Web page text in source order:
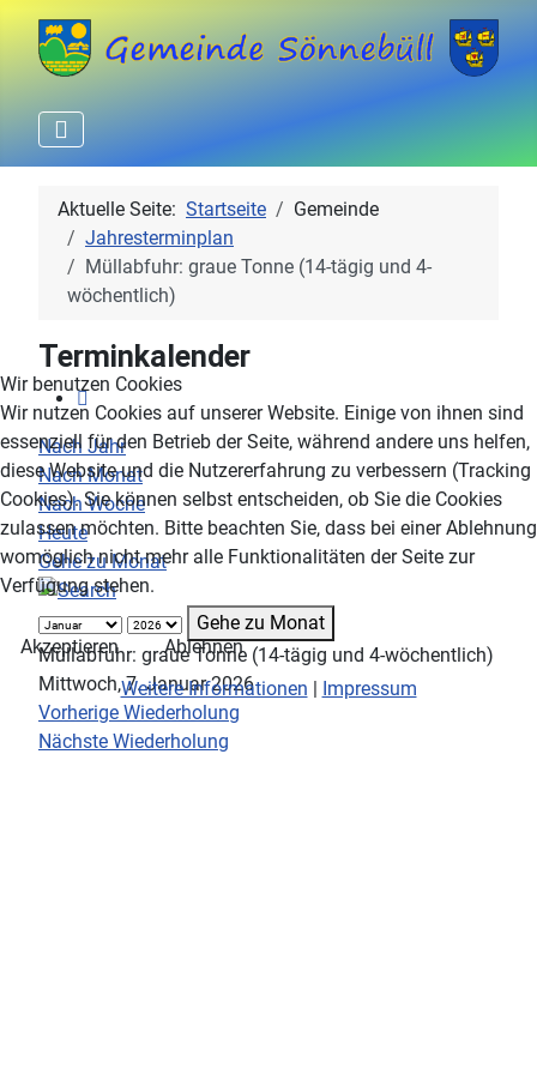
Aktuelle Seite: Startseite
Gemeinde
Jahresterminplan
Müllabfuhr: graue Tonne (14-tägig und 4-
wöchentlich)
Terminkalender
Nach Jahr
Nach Monat
Nach Woche
Heute
Gehe zu Monat
Gehe zu Monat
Müllabfuhr: graue Tonne (14-tägig und 4-wöchentlich)
Mittwoch, 7. Januar 2026
Vorherige Wiederholung
Nächste Wiederholung
Wir benutzen Cookies
Wir nutzen Cookies auf unserer Website. Einige von ihnen sind
essenziell für den Betrieb der Seite, während andere uns helfen,
diese Website und die Nutzererfahrung zu verbessern (Tracking
Cookies). Sie können selbst entscheiden, ob Sie die Cookies
zulassen möchten. Bitte beachten Sie, dass bei einer Ablehnung
womöglich nicht mehr alle Funktionalitäten der Seite zur
Verfügung stehen.
Akzeptieren
Ablehnen
Weitere Informationen | Impressum